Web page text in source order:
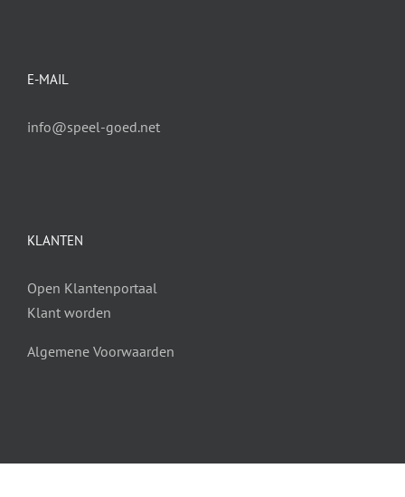
E-MAIL
info@speel-goed.net
KLANTEN
Open Klantenportaal
Klant worden
Algemene Voorwaarden